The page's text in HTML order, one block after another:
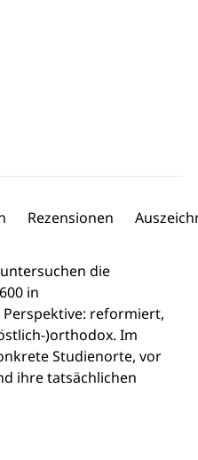
Rezensionen
die
in
reformiert,
)orthodox. Im
Studienorte, vor
ihre tatsächlichen